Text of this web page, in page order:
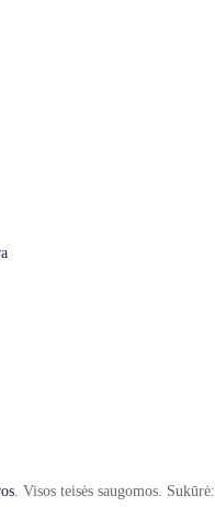
. Visos teisės saugomos. Sukūrė: